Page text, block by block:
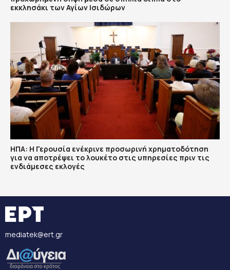
εκκλησάκι των Αγίων Ισιδώρων
ΗΠΑ: Η Γερουσία ενέκρινε προσωρινή χρηματοδότηση
για να αποτρέψει το λουκέτο στις υπηρεσίες πριν τις
ενδιάμεσες εκλογές
mediatek@ert.gr